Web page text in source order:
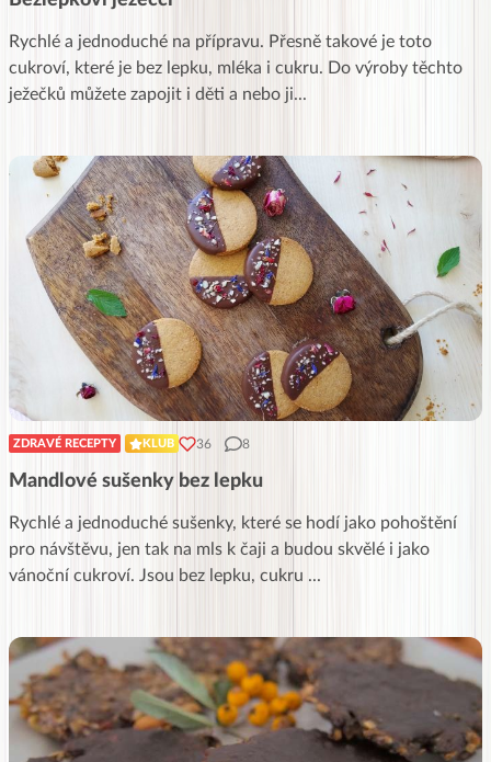
Rychlé a jednoduché na přípravu. Přesně takové je toto
cukroví, které je bez lepku, mléka i cukru. Do výroby těchto
ježečků můžete zapojit i děti a nebo ji...
ZDRAVÉ RECEPTY KLUB 36 8
Mandlové sušenky bez lepku
Rychlé a jednoduché sušenky, které se hodí jako pohoštění
pro návštěvu, jen tak na mls k čaji a budou skvělé i jako
vánoční cukroví. Jsou bez lepku, cukru ...